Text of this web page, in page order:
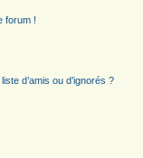
forum !
d’amis ou d’ignorés ?